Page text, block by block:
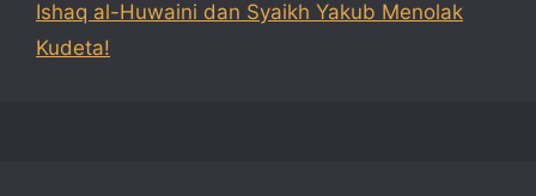
Ishaq al-Huwaini dan Syaikh Yakub Menolak
Kudeta!